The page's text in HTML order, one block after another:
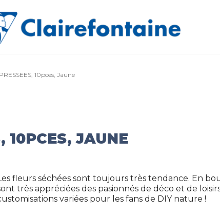
10pces, Jaune
10PCES, JAUNE
fleurs séchées sont toujours très tendance. En
très appréciées des pasionnés de déco et de
variées pour les fans de DIY nature !